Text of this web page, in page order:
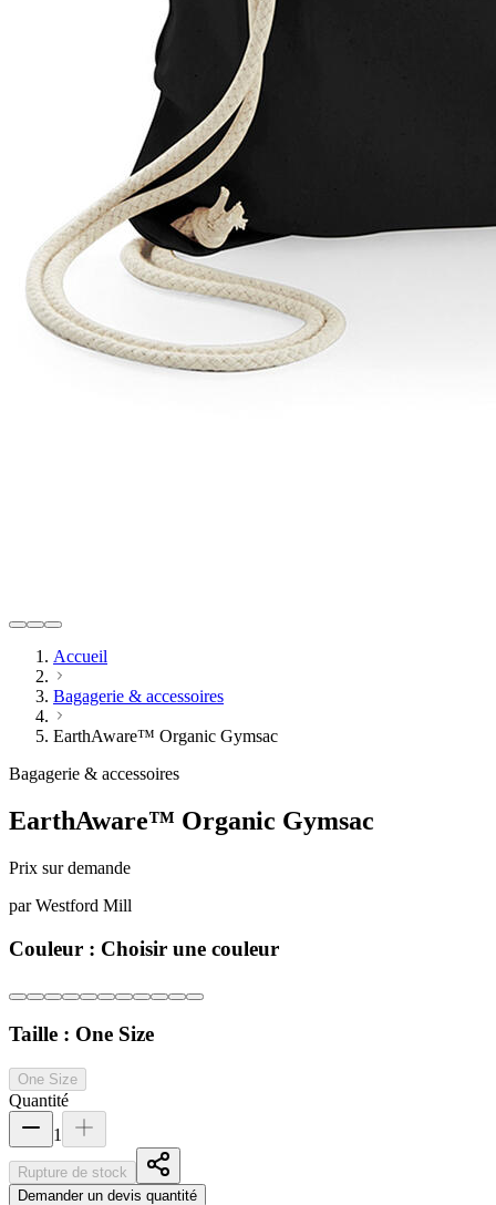
Accueil
Bagagerie & accessoires
EarthAware™ Organic Gymsac
Bagagerie & accessoires
EarthAware™ Organic Gymsac
Prix sur demande
par Westford Mill
Couleur : Choisir une couleur
Taille : One Size
One Size
Quantité
1
Rupture de stock
Demander un devis quantité